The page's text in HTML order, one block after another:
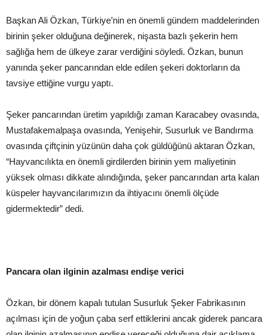
Başkan Ali Özkan, Türkiye’nin en önemli gündem maddelerinden
birinin şeker olduğuna değinerek, nişasta bazlı şekerin hem
sağlığa hem de ülkeye zarar verdiğini söyledi. Özkan, bunun
yanında şeker pancarından elde edilen şekeri doktorların da
tavsiye ettiğine vurgu yaptı.
Şeker pancarından üretim yapıldığı zaman Karacabey ovasında,
Mustafakemalpaşa ovasında, Yenişehir, Susurluk ve Bandırma
ovasında çiftçinin yüzünün daha çok güldüğünü aktaran Özkan,
“Hayvancılıkta en önemli girdilerden birinin yem maliyetinin
yüksek olması dikkate alındığında, şeker pancarından arta kalan
küspeler hayvancılarımızın da ihtiyacını önemli ölçüde
gidermektedir” dedi.
Pancara olan ilginin azalması endişe verici
Özkan, bir dönem kapalı tutulan Susurluk Şeker Fabrikasının
açılması için de yoğun çaba serf ettiklerini ancak giderek pancara